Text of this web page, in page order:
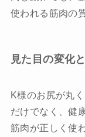
使われる筋肉の
見た目の変化
K様のお尻が丸
だけでなく、健
筋肉が正しく使